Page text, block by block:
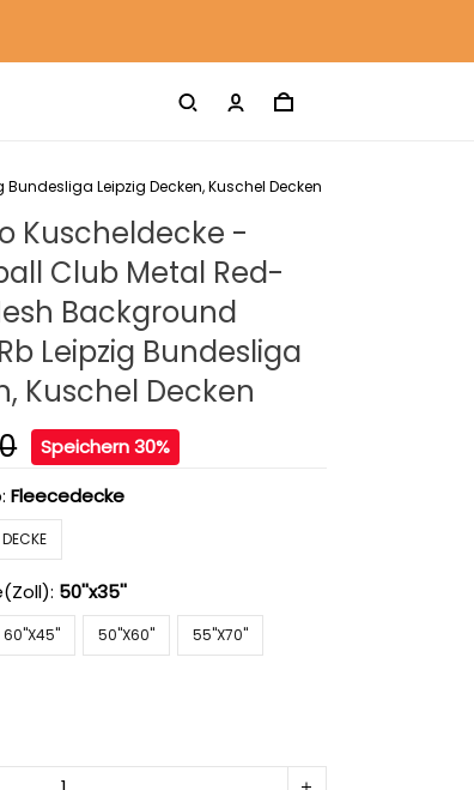
Leipzig Decken, Kuschel Decken
Kuscheldecke -
Club Metal Red-
Background
Leipzig Bundesliga
Kuschel Decken
Speichern 30%
Fleecedecke
50''x35''
60''X45'' 50''X60'' 55''X70''